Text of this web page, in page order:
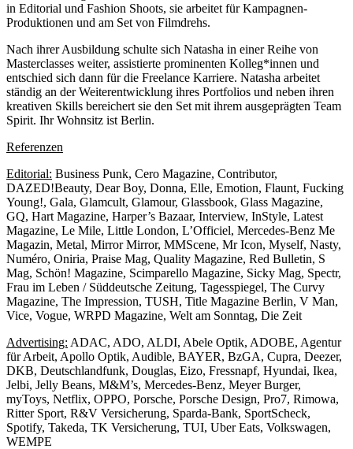
in Editorial und Fashion Shoots, sie arbeitet für Kampagnen-
Produktionen und am Set von Filmdrehs.
Nach ihrer Ausbildung schulte sich Natasha in einer Reihe von
Masterclasses weiter, assistierte prominenten Kolleg*innen und
entschied sich dann für die Freelance Karriere. Natasha arbeitet
ständig an der Weiterentwicklung ihres Portfolios und neben ihren
kreativen Skills bereichert sie den Set mit ihrem ausgeprägten Team
Spirit. Ihr Wohnsitz ist Berlin.
Referenzen
Editorial: Business Punk, Cero Magazine, Contributor,
DAZED!Beauty, Dear Boy, Donna, Elle, Emotion, Flaunt, Fucking
Young!, Gala, Glamcult, Glamour, Glassbook, Glass Magazine,
GQ, Hart Magazine, Harper’s Bazaar, Interview, InStyle, Latest
Magazine, Le Mile, Little London, L’Officiel, Mercedes-Benz Me
Magazin, Metal, Mirror Mirror, MMScene, Mr Icon, Myself, Nasty,
Numéro, Oniria, Praise Mag, Quality Magazine, Red Bulletin, S
Mag, Schön! Magazine, Scimparello Magazine, Sicky Mag, Spectr,
Frau im Leben / Süddeutsche Zeitung, Tagesspiegel, The Curvy
Magazine, The Impression, TUSH, Title Magazine Berlin, V Man,
Vice, Vogue, WRPD Magazine, Welt am Sonntag, Die Zeit
Advertising: ADAC, ADO, ALDI, Abele Optik, ADOBE, Agentur
für Arbeit, Apollo Optik, Audible, BAYER, BzGA, Cupra, Deezer,
DKB, Deutschlandfunk, Douglas, Eizo, Fressnapf, Hyundai, Ikea,
Jelbi, Jelly Beans, M&M’s, Mercedes-Benz, Meyer Burger,
myToys, Netflix, OPPO, Porsche, Porsche Design, Pro7, Rimowa,
Ritter Sport, R&V Versicherung, Sparda-Bank, SportScheck,
Spotify, Takeda, TK Versicherung, TUI, Uber Eats, Volkswagen,
WEMPE